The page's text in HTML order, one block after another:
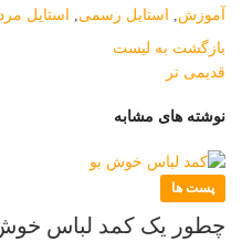
آموزش, استایل رسمی, استایل
بازگشت به لیست
قدیمی تر
نوشته های مشابه
پست ها
چطور یک کمد لباس خوش